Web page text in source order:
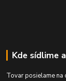
Kde sídlime
Tovar posielame na